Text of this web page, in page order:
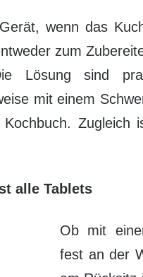
wenn das
zum
Lösung sind
mit einem
Zugleich
alle Tablets
Ob mit
fest an der